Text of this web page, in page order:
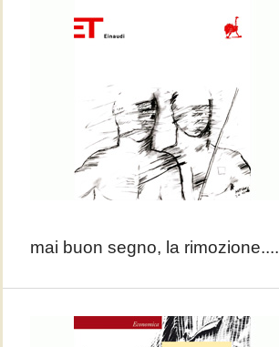
mai buon segno, la rimozione....